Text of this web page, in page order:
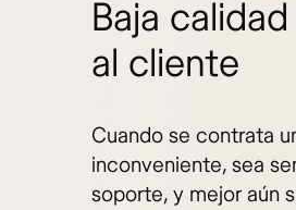
Baja
al cliente
Cuando se contrata
inconveniente, sea
soporte, y mejor aún